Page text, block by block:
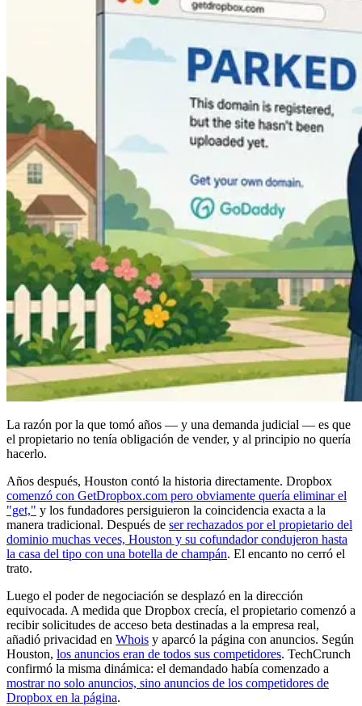
La razón por la que tomó años — y una demanda judicial — es que
el propietario no tenía obligación de vender, y al principio no quería
hacerlo.
Años después, Houston contó la historia directamente. Dropbox
comenzó con GetDropbox.com pero obviamente quería eliminar el
"get," y los fundadores persiguieron la coincidencia exacta a la
manera tradicional. Después de ser rechazados por el propietario del
dominio muchas veces, Houston y su cofundador condujeron hasta
la casa del tipo con una botella de champán. El encanto no cerró el
trato.
Luego el poder de negociación se desplazó en la dirección
equivocada. A medida que Dropbox crecía, el propietario comenzó a
recibir solicitudes de acceso beta destinadas a la empresa real,
añadió privacidad en Whois y aparcó la página con anuncios. Según
Houston, los anuncios eran de todos sus competidores. TechCrunch
confirmó la misma dinámica: el demandado había comenzado a
mostrar no solo anuncios, sino anuncios de los competidores de
Dropbox en la página.